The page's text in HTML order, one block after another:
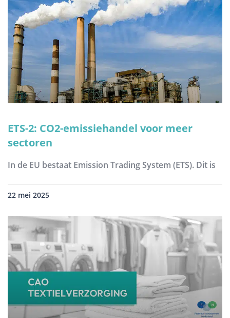
ETS-2: CO2-emissiehandel voor meer
sectoren
In de EU bestaat Emission Trading System (ETS). Dit is
22 mei 2025